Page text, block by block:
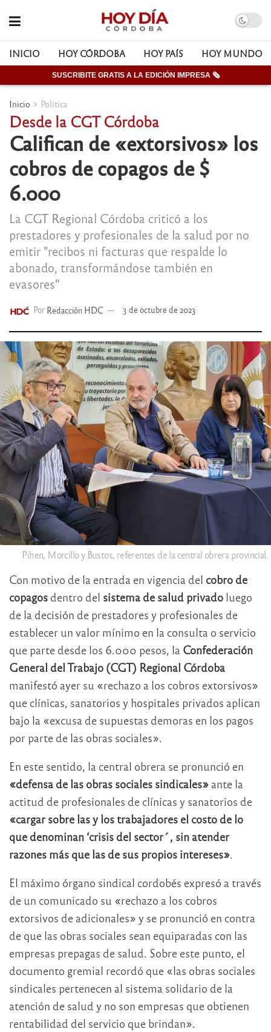
INICIO HOY CÓRDOBA HOY PAÍS HOY MUNDO
SUSCRIBITE GRATIS A LA EDICIÓN IMPRESA 🗞
Inicio Política
Desde la CGT Córdoba
Califican de «extorsivos» los
cobros de copagos de $
6.000
La CGT Regional Córdoba criticó a los
prestadores y profesionales de la salud por no
emitir "recibos ni facturas que respalde lo
abonado, transformándose también en
evasores"
Por Redacción HDC 3 de octubre de 2023
Pihen, Morcillo y Bustos, referentes de la central obrera provincial.
Con motivo de la entrada en vigencia del cobro de
copagos dentro del sistema de salud privado luego
de la decisión de prestadores y profesionales de
establecer un valor mínimo en la consulta o servicio
que parte desde los 6.000 pesos, la Confederación
General del Trabajo (CGT) Regional Córdoba
manifestó ayer su «rechazo a los cobros extorsivos»
que clínicas, sanatorios y hospitales privados aplican
bajo la «excusa de supuestas demoras en los pagos
por parte de las obras sociales».
En este sentido, la central obrera se pronunció en
«defensa de las obras sociales sindicales» ante la
actitud de profesionales de clínicas y sanatorios de
«cargar sobre las y los trabajadores el costo de lo
que denominan ‘crisis del sector´, sin atender
razones más que las de sus propios intereses».
El máximo órgano sindical cordobés expresó a través
de un comunicado su «rechazo a los cobros
extorsivos de adicionales» y se pronunció en contra
de que las obras sociales sean equiparadas con las
empresas prepagas de salud. Sobre este punto, el
documento gremial recordó que «las obras sociales
sindicales pertenecen al sistema solidario de la
atención de salud y no son empresas que obtienen
rentabilidad del servicio que brindan».